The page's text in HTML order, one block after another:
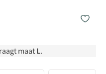
maatL.